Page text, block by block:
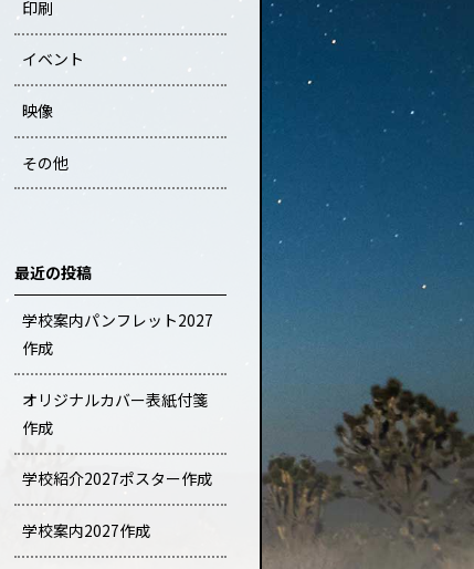
印刷
イベント
映像
その他
最近の投稿
学校案内パンフレット2027
作成
オリジナルカバー表紙付箋
作成
学校紹介2027ポスター作成
学校案内2027作成